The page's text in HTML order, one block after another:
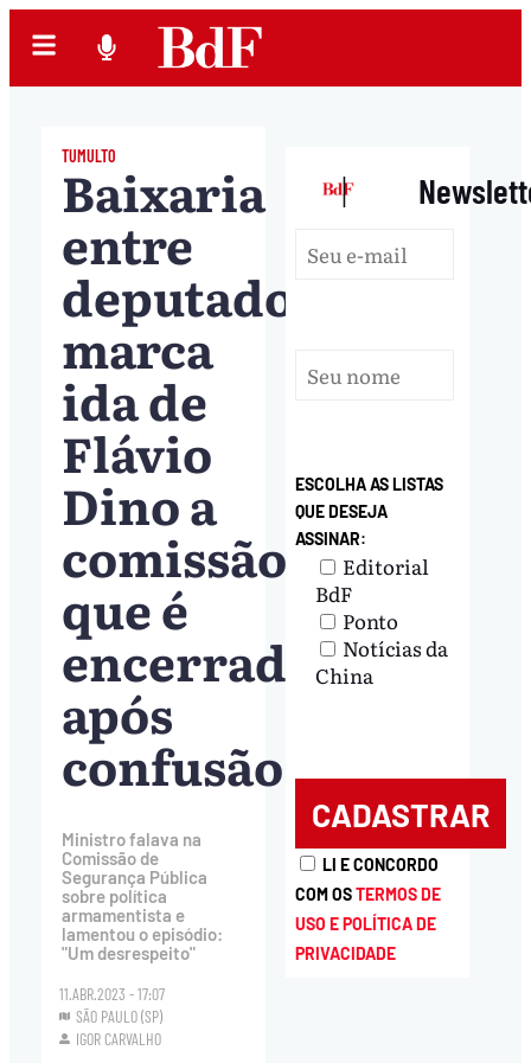
TUMULTO
Baixaria
entre
deputados
marca
ida de
Flávio
Dino a
comissão,
que é
encerrada
após
confusão
Ministro falava na
Comissão de
Segurança Pública
sobre política
armamentista e
lamentou o episódio:
"Um desrespeito"
11.ABR.2023 - 17:07
SÃO PAULO (SP)
IGOR CARVALHO
|
ESCOLHA AS LISTAS
QUE DESEJA
ASSINAR:
Editorial
BdF
Ponto
Notícias da
China
LI E CONCORDO
COM OSTERMOS DE
USO E POLÍTICA DE
PRIVACIDADE